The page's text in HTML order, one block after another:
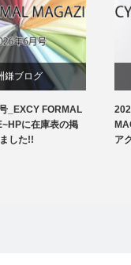
鎌ブログ
_EXCY FORMAL
に在庫表の掲
した!!
ア